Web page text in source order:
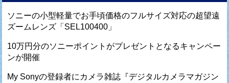
ソニーの小型軽量でお手頃価格のフルサイズ対応の超望遠
ズームレンズ「SEL100400」
10万円分のソニーポイントがプレゼントとなるキャンペー
ンが開催
My Sonyの登録者にカメラ雑誌『デジタルカメラマガジン